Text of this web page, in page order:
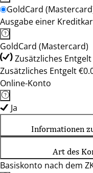
GoldCard
Ausgabe einer
GoldCard (Mastercard)
Zusätzliches
Zusätzliches Entgelt
Online-Konto
Ja
Informationen
Art des
Basiskonto nach dem